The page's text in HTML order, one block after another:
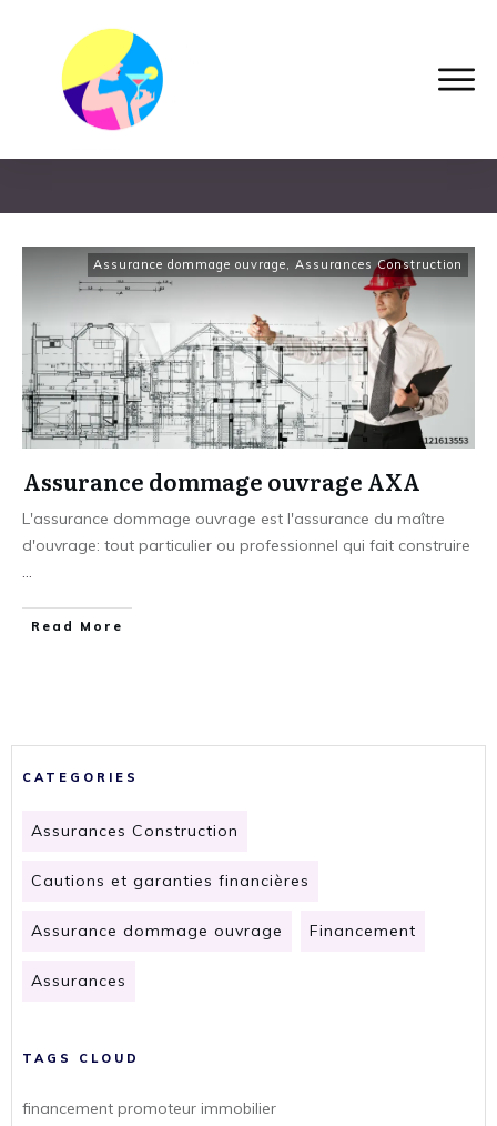
CATEGORIES
Assurances Construction
Cautions et garanties financières
Assurance dommage ouvrage Financement
Assurances
TAGS CLOUD
financement promoteur immobilier
Assurance dommage ouvrage, Assurances Construction
Assurance dommage ouvrage AXA
L'assurance dommage ouvrage est l'assurance du maître
d'ouvrage: tout particulier ou professionnel qui fait construire
...
​Read More